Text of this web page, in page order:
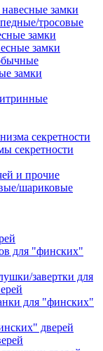
замки
тросовые
замки
замки
замки
секретности
секретности
и прочие
шариковые
для "финских"
завертки для
для "финских"
дверей